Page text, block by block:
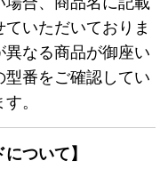
いただいておりま
なる商品が御座い
型番をご確認してい
。
ついて】